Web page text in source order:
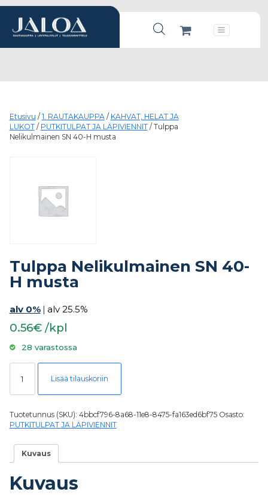
Products search
Päävalikko
Etusivu / 1. RAUTAKAUPPA/ KAHVAT, HELAT JA
LUKOT/ PUTKITULPAT JA LÄPIVIENNIT/ Tulppa
Nelikulmainen SN 40-H musta
Tulppa Nelikulmainen SN 40-
H musta
alv 0% | alv 25.5%
0.56€ /kpl
28 varastossa
Tulppa Nelikulmainen SN 40-H musta määrä
Lisää tilauskoriin
Tuotetunnus (SKU): 4bbcf796-8a68-11e8-8475-fa163ed6bf75 Osasto:
PUTKITULPAT JA LÄPIVIENNIT
Kuvaus
Kuvaus